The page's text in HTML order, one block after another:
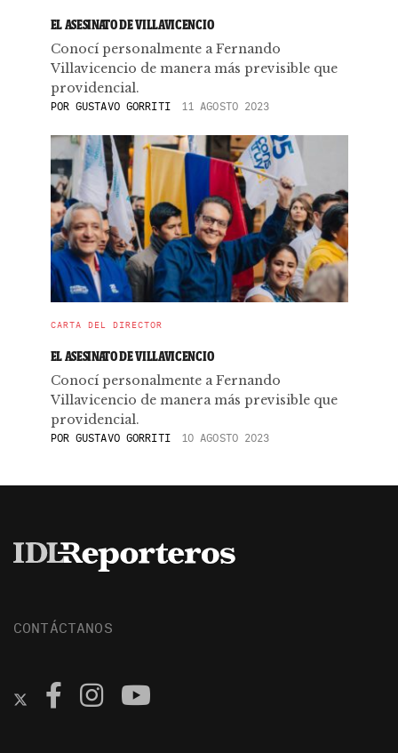
EL ASESINATO DE VILLAVICENCIO
Conocí personalmente a Fernando
Villavicencio de manera más previsible que
providencial.
POR GUSTAVO GORRITI 11 AGOSTO 2023
CARTA DEL DIRECTOR
EL ASESINATO DE VILLAVICENCIO
Conocí personalmente a Fernando
Villavicencio de manera más previsible que
providencial.
POR GUSTAVO GORRITI 10 AGOSTO 2023
CONTÁCTANOS